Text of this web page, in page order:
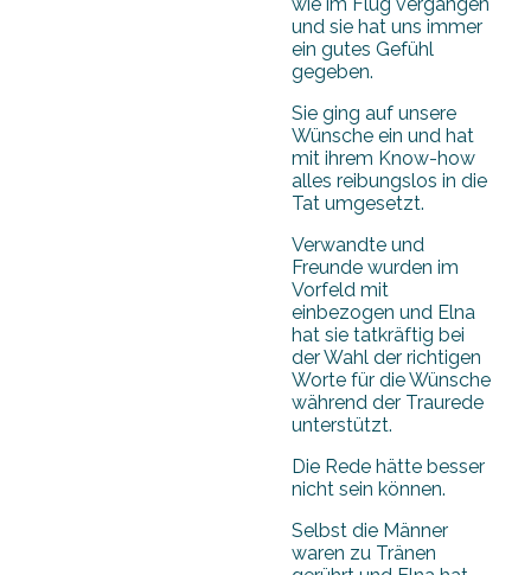
wie im Flug vergangen
und sie hat uns immer
ein gutes Gefühl
gegeben.
Sie ging auf unsere
Wünsche ein und hat
mit ihrem Know-how
alles reibungslos in die
Tat umgesetzt.
Verwandte und
Freunde wurden im
Vorfeld mit
einbezogen und Elna
hat sie tatkräftig bei
der Wahl der richtigen
Worte für die Wünsche
während der Traurede
unterstützt.
Die Rede hätte besser
nicht sein können.
Selbst die Männer
waren zu Tränen